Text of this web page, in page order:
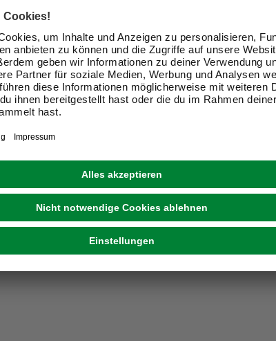
AKTION
Nestschaukel, Höhe: 11cm, Max. Belastung: 150
64,99 €